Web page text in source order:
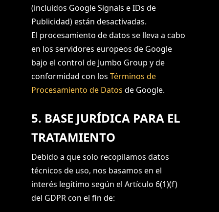
(incluidos Google Signals e IDs de
Publicidad) están desactivadas.
El procesamiento de datos se lleva a cabo
en los servidores europeos de Google
bajo el control de Jumbo Group y de
conformidad con los Términos de
Procesamiento de Datos de Google.
5. BASE JURÍDICA PARA EL
TRATAMIENTO
Debido a que solo recopilamos datos
técnicos de uso, nos basamos en el
interés legítimo según el Artículo 6(1)(f)
del GDPR con el fin de: